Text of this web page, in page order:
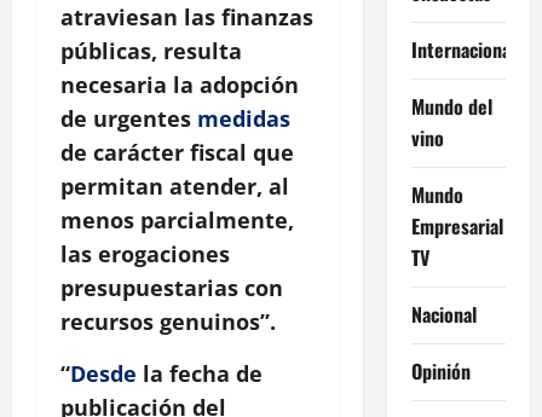
atraviesan las finanzas
públicas, resulta
necesaria la adopción
de urgentes medidas
de carácter fiscal que
permitan atender, al
menos parcialmente,
las erogaciones
presupuestarias con
recursos genuinos”.
“Desde la fecha de
publicación del
Internacional
Mundo del
vino
Mundo
Empresarial
TV
Nacional
Opinión